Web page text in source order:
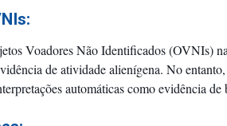
Voadores Não Identificados (OVNIs)
de atividade alienígena. No
automáticas como evidência de